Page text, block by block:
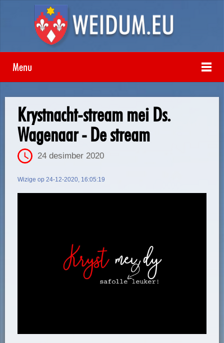
Menu
Krystnacht-stream mei Ds.
Wagenaar - De stream
24 desimber 2020
Wizige op 24-12-2020, 16:05:19